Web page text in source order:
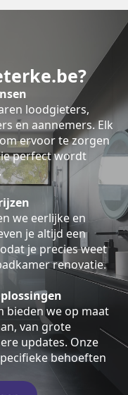
loodgieters,
en aannemers. Elk
ervoor te zorgen
perfect wordt
we eerlijke en
je altijd een
je precies weet
renovatie.
bieden we op maat
van grote
updates. Onze
behoeften